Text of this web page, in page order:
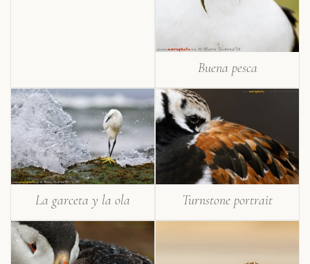
Buena pesca
La garceta y la ola Turnstone portrait